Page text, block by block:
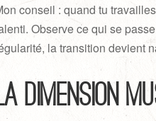
conseil : quand tu
Observe ce qui se
la transition devient
dimension